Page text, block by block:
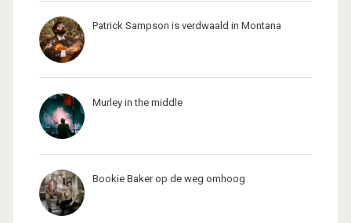
Patrick Sampson is verdwaald in Montana
Murley in the middle
Bookie Baker op de weg omhoog